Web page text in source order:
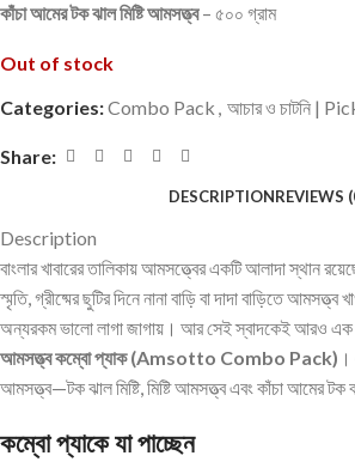
কাঁচা আমের টক ঝাল মিষ্টি আমসত্ত্ব– ৫০০ গ্রাম
Out of stock
Categories:Combo Pack আচার ও চাটনি |
Share:
DESCRIPTIONREVIEWS
Description
বাংলার খাবারের তালিকায় আমসত্ত্বের একটি আলাদা স্থান
স্মৃতি, গ্রীষ্মের ছুটির দিনে নানা বাড়ি বা দাদা বাড়িতে
অন্যরকম ভালো লাগা জাগায়। আর সেই স্বাদকেই আরও এক
আমসত্ত্ব কম্বো প্যাক (Amsotto Combo Pack)
আমসত্ত্ব—টক ঝাল মিষ্টি, মিষ্টি আমসত্ত্ব এবং কাঁচা আমের টক
কম্বো প্যাকে যা পাচ্ছেন